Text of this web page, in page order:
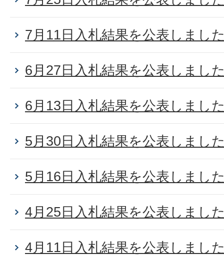
7月11日入札結果を公表しまし
6月27日入札結果を公表しまし
6月13日入札結果を公表しまし
5月30日入札結果を公表しまし
5月16日入札結果を公表しまし
4月25日入札結果を公表しまし
4月11日入札結果を公表しまし